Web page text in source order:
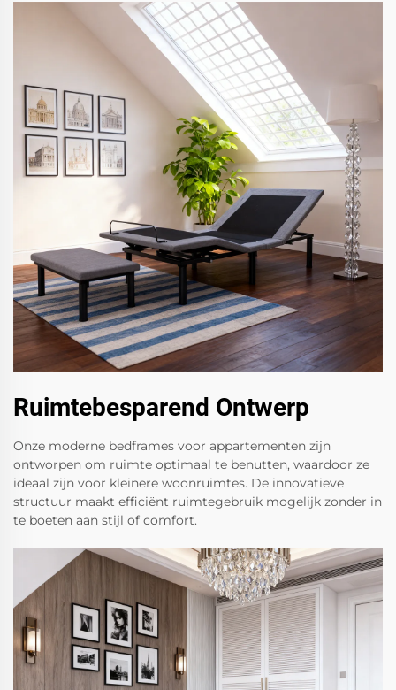
Ruimtebesparend Ontwerp
Onze moderne bedframes voor appartementen zijn
ontworpen om ruimte optimaal te benutten, waardoor ze
ideaal zijn voor kleinere woonruimtes. De innovatieve
structuur maakt efficiënt ruimtegebruik mogelijk zonder in
te boeten aan stijl of comfort.